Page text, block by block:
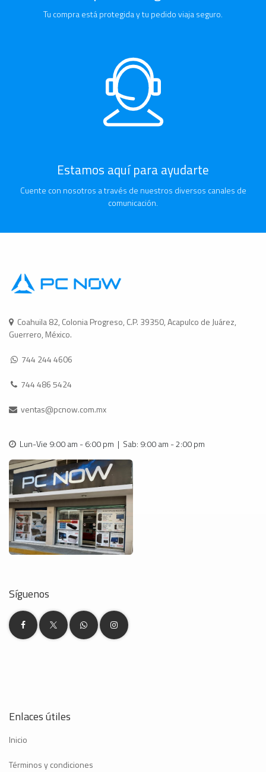
Tu compra está protegida y tu pedido viaja seguro.
Estamos aquí para ayudarte
Cuente con nosotros a través de nuestros diversos canales de
comunicación.
Coahuila 82, Colonia Progreso, C.P. 39350, Acapulco de Juárez,
Guerrero, México.
744 244 4606
744 486 5424
ventas@pcnow.com.mx
Lun-Vie 9:00 am - 6:00 pm | Sab: 9:00 am - 2:00 pm
Síguenos
Enlaces útiles
Inicio
Términos y condiciones